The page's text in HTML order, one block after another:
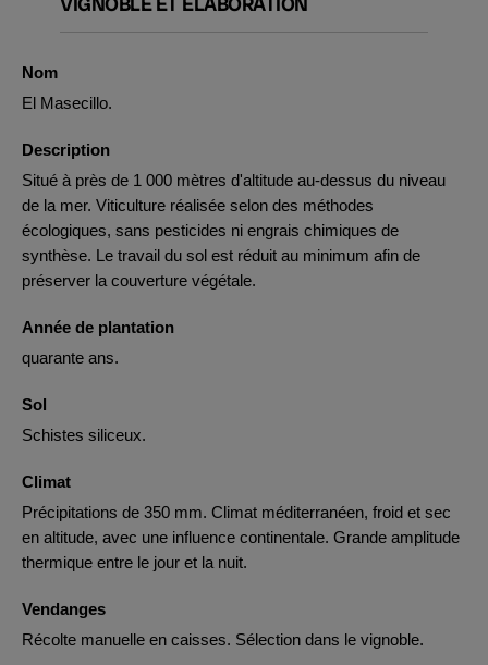
Nom
El Masecillo.
Description
Situé à près de 1 000 mètres d'altitude au-dessus du niveau
de la mer. Viticulture réalisée selon des méthodes
écologiques, sans pesticides ni engrais chimiques de
synthèse. Le travail du sol est réduit au minimum afin de
préserver la couverture végétale.
Année de plantation
quarante ans.
Sol
Schistes siliceux.
Climat
Précipitations de 350 mm. Climat méditerranéen, froid et sec
en altitude, avec une influence continentale. Grande amplitude
thermique entre le jour et la nuit.
Vendanges
Récolte manuelle en caisses. Sélection dans le vignoble.